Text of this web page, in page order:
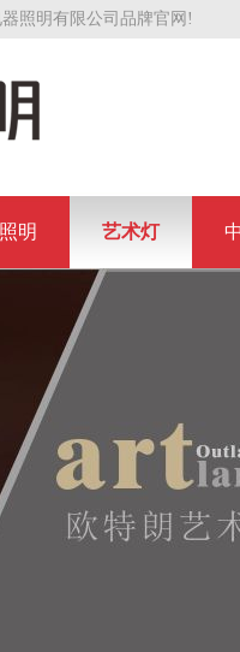
照明有限公司品牌官网!
明 艺术灯